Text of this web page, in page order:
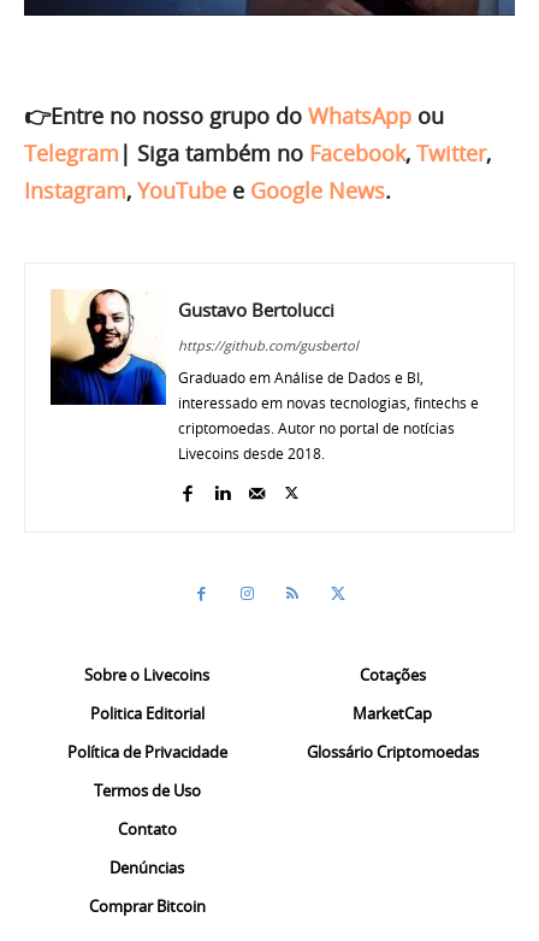
👉Entre no nosso grupo do WhatsApp ou
Telegram | Siga também no Facebook, Twitter,
Instagram, YouTube e Google News.
Gustavo Bertolucci
https://github.com/gusbertol
Graduado em Análise de Dados e BI,
interessado em novas tecnologias, fintechs e
criptomoedas. Autor no portal de notícias
Livecoins desde 2018.
Sobre o Livecoins
Politica Editorial
Política de Privacidade
Termos de Uso
Contato
Denúncias
Comprar Bitcoin
Cotações
MarketCap
Glossário Criptomoedas